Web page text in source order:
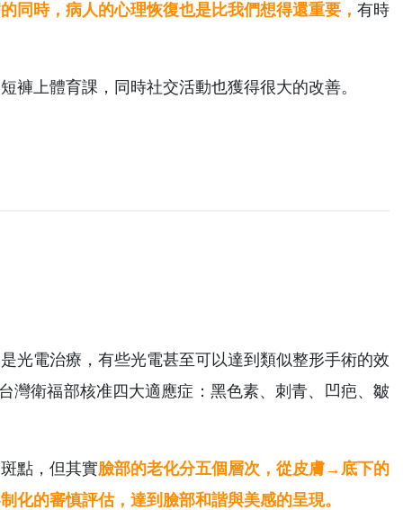
同時，病人的心理恢復也是比我們想得還重要， 有時
上體育課，同時社交活動也獲得很大的改善。
光電治療，有些光電甚至可以達到類似整形手術的效
灣衛福部核准四大適應症：黑色素、刺青、凹疤、皺
點，但其實臉部的老化分五個層次，從皮膚→底下的
的審慎評估，達到臉部和諧與美感的呈現。